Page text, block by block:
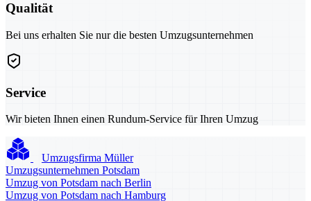
Qualität
Bei uns erhalten Sie nur die besten Umzugsunternehmen
Service
Wir bieten Ihnen einen Rundum-Service für Ihren Umzug
Umzugsfirma Müller
Umzugsunternehmen Potsdam
Umzug von Potsdam nach Berlin
Umzug von Potsdam nach Hamburg